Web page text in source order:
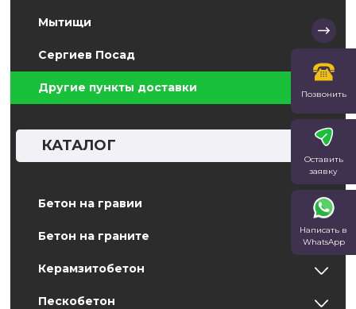
Мытищи
Сергиев Посад
Другие пункты доставки
КАТАЛОГ
Бетон на гравии
Бетон на граните
Керамзитобетон
Пескобетон
Позвонить
Оставить
заявку
Написать в
WhatsApp